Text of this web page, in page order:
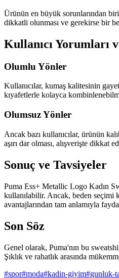
Ürünün en büyük sorunlarından
dikkatli olunması ve gerekirse bir
Kullanıcı Yorumları
Olumlu Yönler
Kullanıcılar, kumaş kalitesinin
kıyafetlerle kolayca
Olumsuz Yönler
Ancak bazı kullanıcılar, ürünün
aşırı dar olması, alışverişte dikkat
Sonuç ve Tavsiyeler
Puma Ess+ Metallic Logo Kadın
kullanılabilir. Ancak, beden seçimi
avantajlarından tam anlamıyla
Son Söz
Genel olarak, Puma'nın bu
Şıklık ve rahatlık arasında
#spor#moda#kadin-giyim#gunluk-